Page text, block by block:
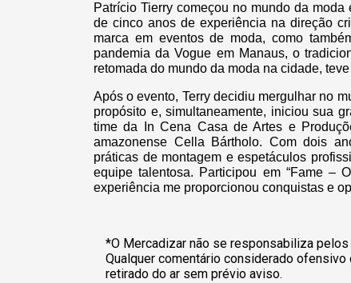
Patrício Tierry começou no mundo da
de cinco anos de experiência na direção
marca em eventos de moda, como
pandemia da Vogue em Manaus, o
retomada do mundo da moda na cidade,
Após o evento, Terry decidiu mergulhar no
propósito e, simultaneamente, iniciou sua
time da In Cena Casa de Artes e
amazonense Cella Bártholo. Com dois
práticas de montagem e espetáculos
equipe talentosa. Participou em “Fame –
experiência me proporcionou conquistas e
*O Mercadizar não se responsabiliza
Qualquer comentário considerado
retirado do ar sem prévio aviso.